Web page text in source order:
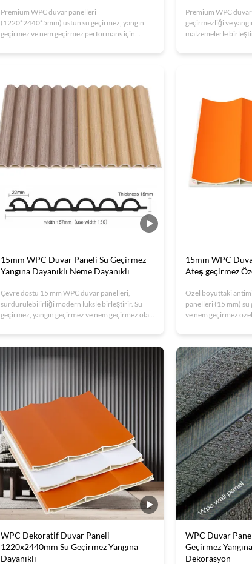
Premium WPC duvar panelleri
(1220*2440*5mm) üstün su geçirmez, yangın
geçirmez ve nem geçirmez performans için
Premium WPC duvar
geçirmezliği ve
malzemelerle
15mm WPC Duvar Paneli Su Geçirmez
Yangına Dayanıklı Neme Dayanıklı
Çevre dostu 15 mm WPC duvar panelleri,
sürdürülebilirliği modern lüksle birleştirir. Su
geçirmez, yangın geçirmez ve nem geçirmez olan
ideal, ofisler ve konutlar.
15mm WPC
Ateş geçirmez
Özel boyuttaki
panelleri (15 mm) su
ve nem geçirmez
ofisler ve evler 30+
WPC Dekoratif Duvar Paneli
1220x2440mm Su Geçirmez Yangına
Dayanıklı
WPC Duvar
Geçirmez
Dekorasyon